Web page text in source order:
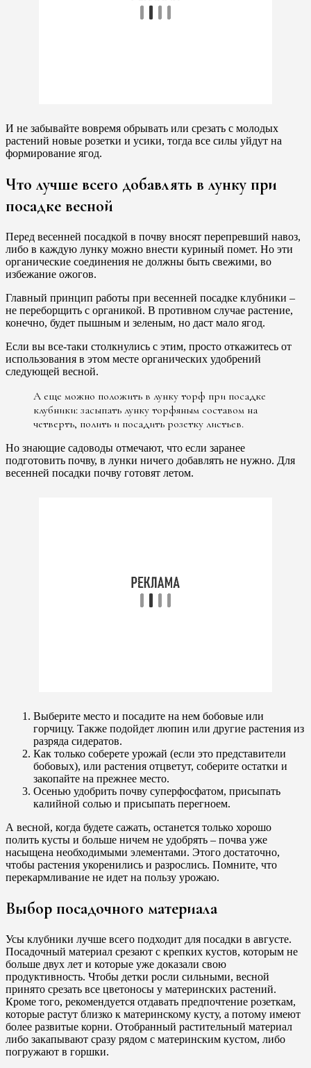
И не забывайте вовремя обрывать или срезать с молодых
растений новые розетки и усики, тогда все силы уйдут на
формирование ягод.
Что лучше всего добавлять в лунку при
посадке весной
Перед весенней посадкой в ​​почву вносят перепревший навоз,
либо в каждую лунку можно внести куриный помет. Но эти
органические соединения не должны быть свежими, во
избежание ожогов.
Главный принцип работы при весенней посадке клубники –
не переборщить с органикой. В противном случае растение,
конечно, будет пышным и зеленым, но даст мало ягод.
Если вы все-таки столкнулись с этим, просто откажитесь от
использования в этом месте органических удобрений
следующей весной.
А еще можно положить в лунку торф при посадке
клубники: засыпать лунку торфяным составом на
четверть, полить и посадить розетку листьев.
Но знающие садоводы отмечают, что если заранее
подготовить почву, в лунки ничего добавлять не нужно. Для
весенней посадки почву готовят летом.
Выберите место и посадите на нем бобовые или
горчицу. Также подойдет люпин или другие растения из
разряда сидератов.
Как только соберете урожай (если это представители
бобовых), или растения отцветут, соберите остатки и
закопайте на прежнее место.
Осенью удобрить почву суперфосфатом, присыпать
калийной солью и присыпать перегноем.
А весной, когда будете сажать, останется только хорошо
полить кусты и больше ничем не удобрять – почва уже
насыщена необходимыми элементами. Этого достаточно,
чтобы растения укоренились и разрослись. Помните, что
перекармливание не идет на пользу урожаю.
Выбор посадочного материала
Усы клубники лучше всего подходит для посадки в августе.
Посадочный материал срезают с крепких кустов, которым не
больше двух лет и которые уже доказали свою
продуктивность. Чтобы детки росли сильными, весной
принято срезать все цветоносы у материнских растений.
Кроме того, рекомендуется отдавать предпочтение розеткам,
которые растут близко к материнскому кусту, а потому имеют
более развитые корни. Отобранный растительный материал
либо закапывают сразу рядом с материнским кустом, либо
погружают в горшки.